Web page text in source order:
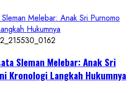
Melebar: Anak Sri Purnomo
Hukumnya
Sleman Melebar: Anak Sri
Kronologi Langkah Hukumnya